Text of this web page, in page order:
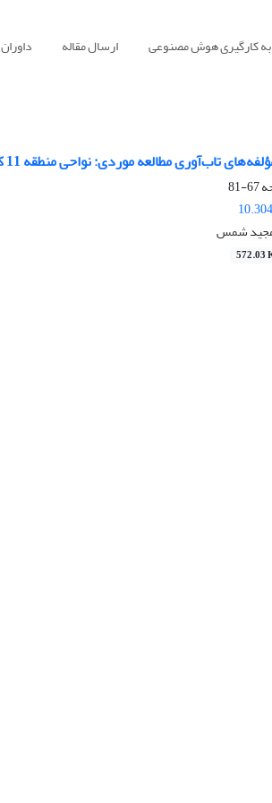
به کارگیری هوش مصنوعی ارسال مقاله داوران
تاب‌آوری مطالعه موردی: نواحی منطقه 11 کلان‌شهر تهران
67-81
مجید شمس
572.03